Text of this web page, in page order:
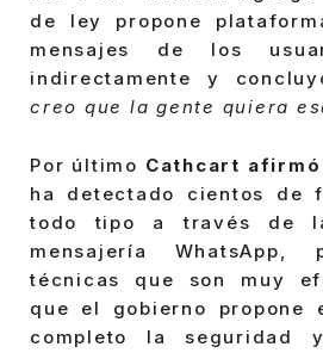
de ley propone
mensajes de los
indirectamente y
creo que la gente quiera
Por último Cathcart afirmó
ha detectado cientos de
todo tipo a través de
mensajería
técnicas que son muy
que el gobierno propone
completo la seguridad